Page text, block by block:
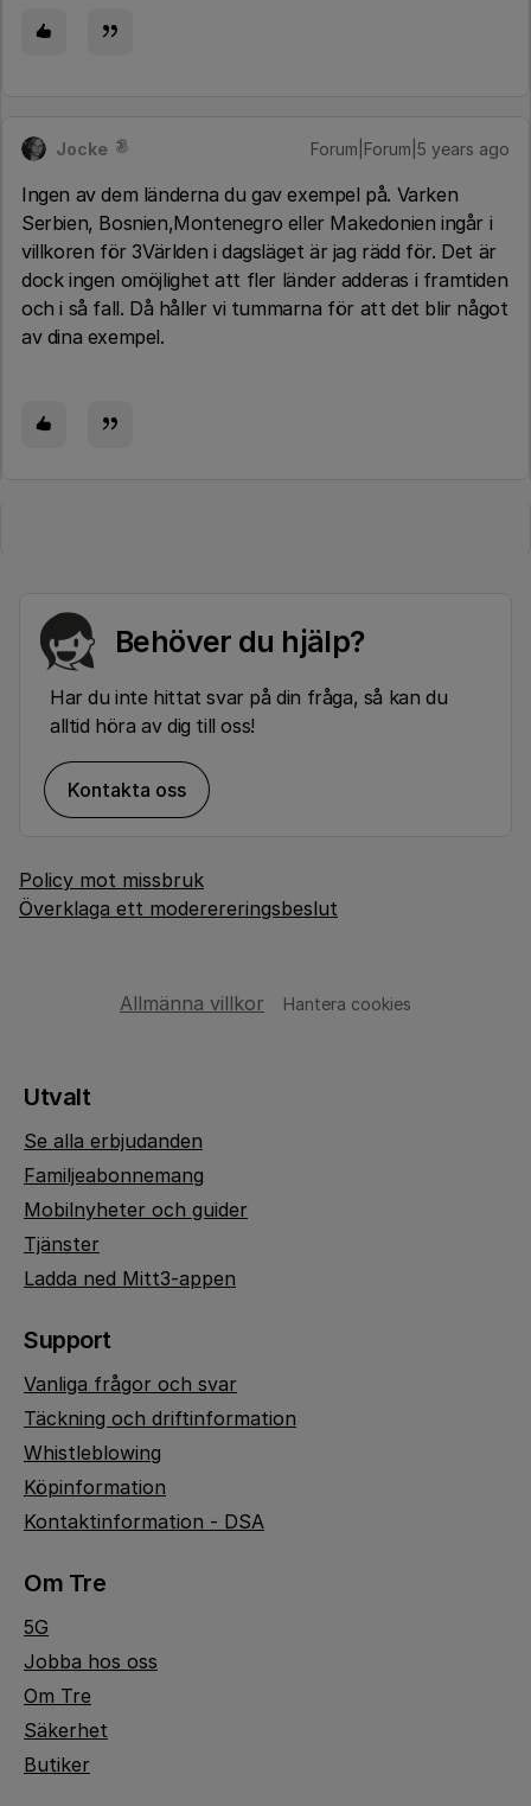
Jocke Forum|Forum|5 years ago
Ingen av dem länderna du gav exempel på. Varken
Serbien, Bosnien,Montenegro eller Makedonien ingår i
villkoren för 3Världen i dagsläget är jag rädd för. Det är
dock ingen omöjlighet att fler länder adderas i framtiden
och i så fall. Då håller vi tummarna för att det blir något
av dina exempel.
Behöver du hjälp?
Har du inte hittat svar på din fråga, så kan du
alltid höra av dig till oss!
Kontakta oss
Policy mot missbruk
Överklaga ett moderereringsbeslut
Allmänna villkor Hantera cookies
Utvalt
Se alla erbjudanden
Familjeabonnemang
Mobilnyheter och guider
Tjänster
Ladda ned Mitt3-appen
Support
Vanliga frågor och svar
Täckning och driftinformation
Whistleblowing
Köpinformation
Kontaktinformation - DSA
Om Tre
5G
Jobba hos oss
Om Tre
Säkerhet
Butiker